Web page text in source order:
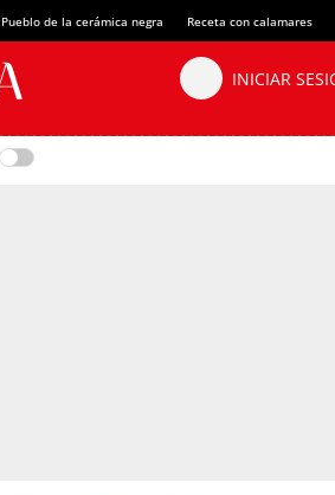
Pueblo de la cerámica negra Receta con calamares